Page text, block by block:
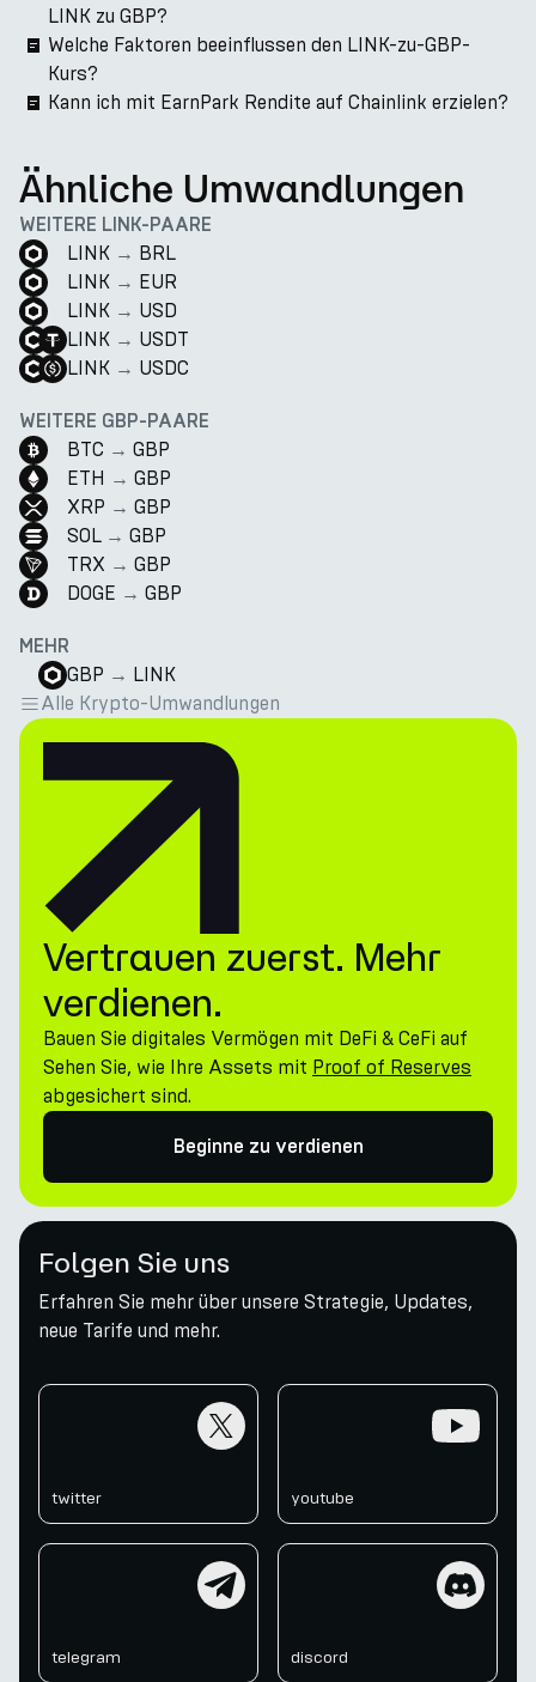
LINK zu GBP?
Welche Faktoren beeinflussen den LINK-zu-GBP-
Kurs?
Kann ich mit EarnPark Rendite auf Chainlink erzielen?
Ähnliche Umwandlungen
WEITERE LINK-PAARE
LINK → BRL
LINK → EUR
LINK → USD
LINK → USDT
LINK → USDC
WEITERE GBP-PAARE
BTC → GBP
ETH → GBP
XRP → GBP
SOL → GBP
TRX → GBP
DOGE → GBP
MEHR
GBP → LINK
Alle Krypto-Umwandlungen
Vertrauen zuerst. Mehr
verdienen.
Bauen Sie digitales Vermögen mit DeFi & CeFi auf
Sehen Sie, wie Ihre Assets mit Proof of Reserves
abgesichert sind.
Beginne zu verdienen
Folgen Sie uns
Erfahren Sie mehr über unsere Strategie, Updates,
neue Tarife und mehr.
twitter youtube
telegram discord